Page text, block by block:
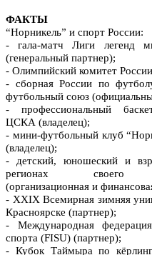
ФАКТЫ
“Норникель” и спорт России:
- гала-матч Лиги легенд
(генеральный партнер);
- Олимпийский комитет
- сборная России по
футбольный союз
- профессиональный
ЦСКА (владелец);
- мини-футбольный клуб
(владелец);
- детский, юношеский и
регионах своего
(организационная и
- XXIX Всемирная зимняя
Красноярске (партнер);
- Международная федерация
спорта (FISU) (партнер);
- Кубок Таймыра по